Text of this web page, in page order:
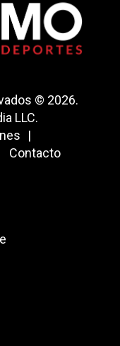
© 2026.
LLC.
Contacto